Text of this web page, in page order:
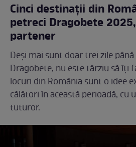
Cinci destinații din
petreci Dragobete
partener
Deși mai sunt doar trei zile până
Dragobete, nu este târziu să îți
locuri din România sunt o idee
călători în această perioadă, cu
tuturor.